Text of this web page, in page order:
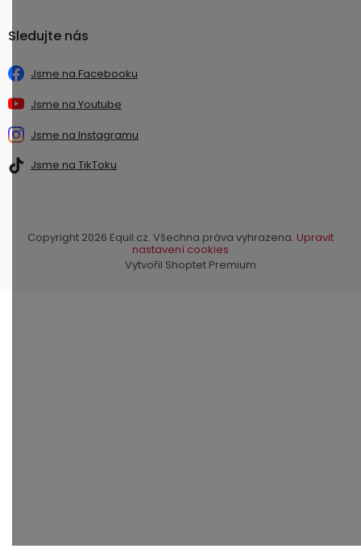
Sledujte nás
Jsme na Facebooku
Jsme na Youtube
Jsme na Instagramu
Jsme na TikToku
Vytvořil Shoptet Premium
Copyright 2026 Equil.cz. Všechna práva vyhrazena. Upravit
nastavení cookies